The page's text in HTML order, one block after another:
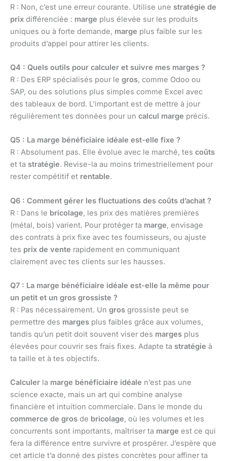
R : Non, c’est une erreur courante. Utilise une stratégie de
prix différenciée : marge plus élevée sur les produits
uniques ou à forte demande, marge plus faible sur les
produits d’appel pour attirer les clients.
Q4 : Quels outils pour calculer et suivre mes marges ?
R : Des ERP spécialisés pour le gros, comme Odoo ou
SAP, ou des solutions plus simples comme Excel avec
des tableaux de bord. L’important est de mettre à jour
régulièrement tes données pour un calcul marge précis.
Q5 : La marge bénéficiaire idéale est-elle fixe ?
R : Absolument pas. Elle évolue avec le marché, tes coûts
et ta stratégie. Revise-la au moins trimestriellement pour
rester compétitif et rentable.
Q6 : Comment gérer les fluctuations des coûts d’achat ?
R : Dans le bricolage, les prix des matières premières
(métal, bois) varient. Pour protéger ta marge, envisage
des contrats à prix fixe avec tes fournisseurs, ou ajuste
tes prix de vente rapidement en communiquant
clairement avec tes clients sur les hausses.
Q7 : La marge bénéficiaire idéale est-elle la même pour
un petit et un gros grossiste ?
R : Pas nécessairement. Un gros grossiste peut se
permettre des marges plus faibles grâce aux volumes,
tandis qu’un petit doit souvent viser des marges plus
élevées pour couvrir ses frais fixes. Adapte ta stratégie à
ta taille et à tes objectifs.
Calculer la marge bénéficiaire idéale n’est pas une
science exacte, mais un art qui combine analyse
financière et intuition commerciale. Dans le monde du
commerce de gros de bricolage, où les volumes et les
concurrents sont importants, maîtriser ta marge est ce qui
fera la différence entre survivre et prospérer. J’espère que
cet article t’a donné des pistes concrètes pour affiner ta